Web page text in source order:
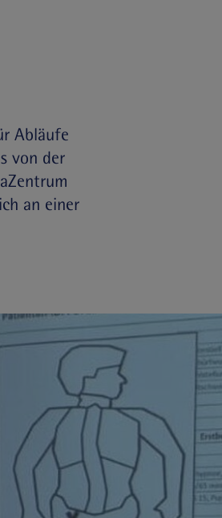
Abläufe
von der
an einer